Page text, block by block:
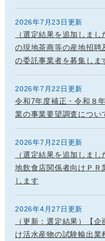
2026年7月23日更新
（選定結果を追加しま
の現地茶商等の産地招聘
の委託事業者を募集しま
2026年7月22日更新
令和7年度補正・令和８
業の事業要望調査につい
2026年7月22日更新
（選定結果を追加しま
地飲食店関係者向けＰＲ
します
2026年4月27日更新
（更新：選定結果）【
け活水産物の試験輸出業